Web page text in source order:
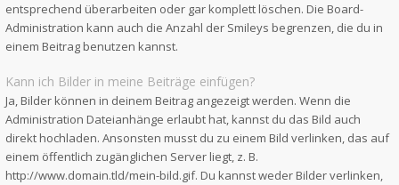
entsprechend überarbeiten oder gar komplett löschen. Die Board-
Administration kann auch die Anzahl der Smileys begrenzen, die du in
einem Beitrag benutzen kannst.
Kann ich Bilder in meine Beiträge einfügen?
Ja, Bilder können in deinem Beitrag angezeigt werden. Wenn die
Administration Dateianhänge erlaubt hat, kannst du das Bild auch
direkt hochladen. Ansonsten musst du zu einem Bild verlinken, das auf
einem öffentlich zugänglichen Server liegt, z. B.
http://www.domain.tld/mein-bild.gif. Du kannst weder Bilder verlinken,